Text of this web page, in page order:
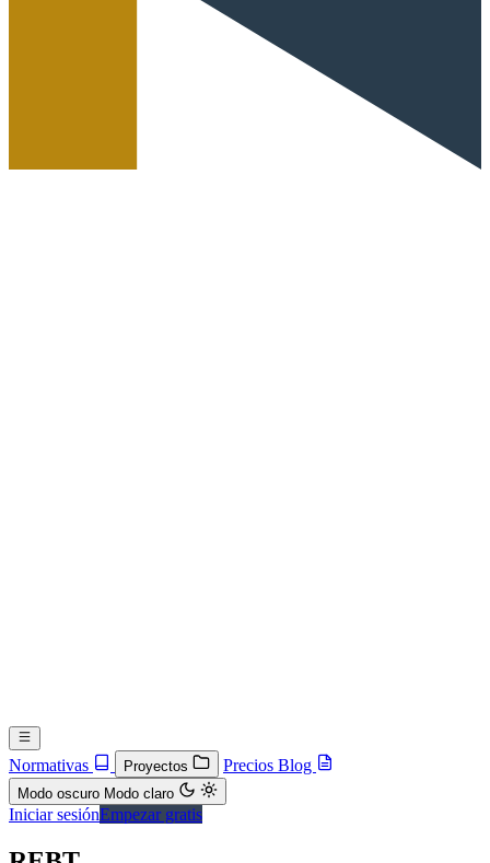
Normativas Proyectos Precios Blog
Modo oscuro Modo claro
Iniciar sesiónEmpezar gratis